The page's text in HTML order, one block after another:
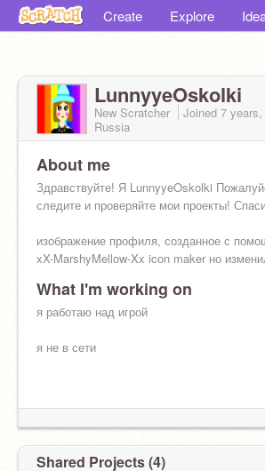
Create Explore
LunnyyeOskolki
New Scratcher Joined 7
Russia
About me
Здравствуйте! Я LunnyyeOskolki
следите и проверяйте мои проекты!
изображение профиля, созданное с
xX-MarshyMellow-Xx icon maker но
мое настоящее имя Липа!
What I'm working on
я работаю над игрой
я не в сети
Shared Projects (4)